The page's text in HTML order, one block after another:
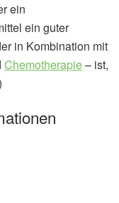
ein
ein guter
in Kombination mit
Chemotherapie– ist,